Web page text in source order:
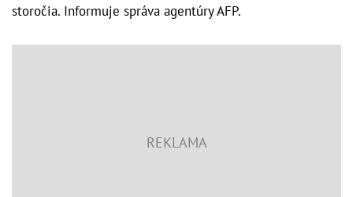
storočia. Informuje správa agentúry AFP.